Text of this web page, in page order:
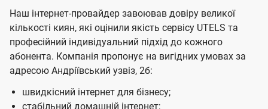
Наш інтернет-провайдер завоював довіру великої
кількості киян, які оцінили якість сервісу UTELS та
професійний індивідуальний підхід до кожного
абонента. Компанія пропонує на вигідних умовах за
адресою Андріївський узвіз, 2б:
швидкісний інтернет для бізнесу;
стабільний домашній інтернет;